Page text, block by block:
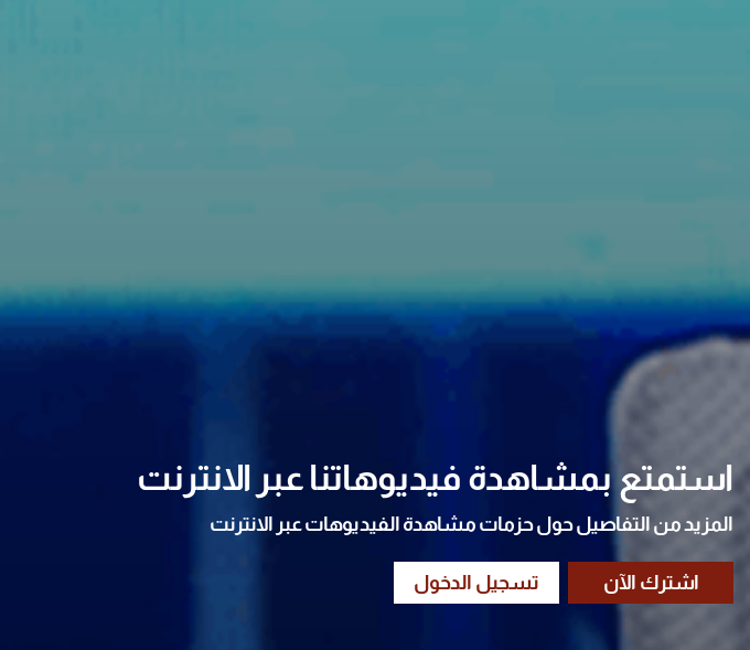
استمتع بمشاهدة فيديوهاتنا عبر الانترنت
المزيد من التفاصيل حول حزمات مشاهدة الفيديوهات عبر الانترنت